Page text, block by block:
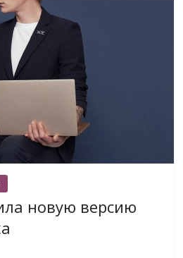
новую версию